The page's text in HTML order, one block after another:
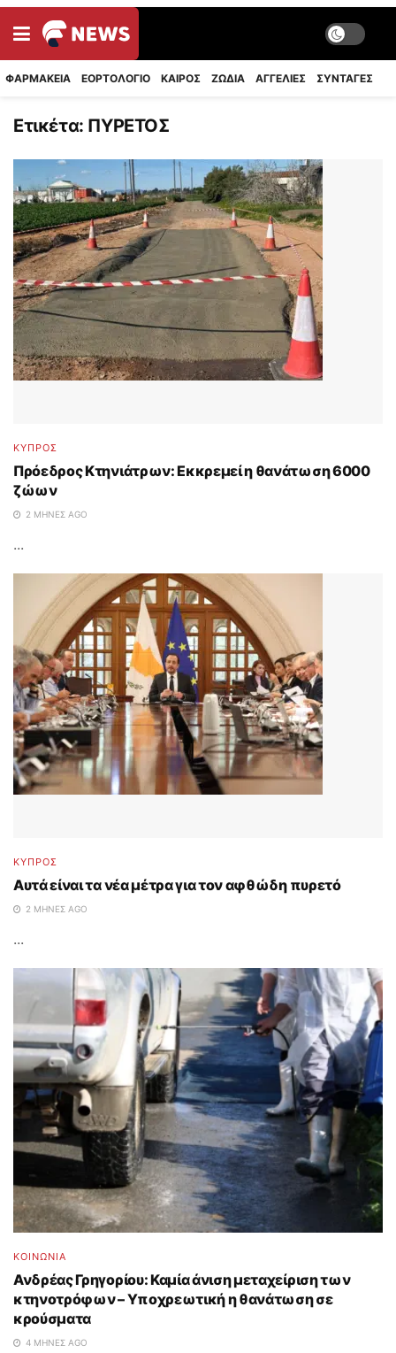
ΦΑΡΜΑΚΕΙΑ ΕΟΡΤΟΛΟΓΙΟ ΚΑΙΡΟΣ ΖΩΔΙΑ ΑΓΓΕΛΙΕΣ ΣΥΝΤΑΓΈΣ
Ετικέτα: ΠΥΡΕΤΟΣ
ΚΥΠΡΟΣ
Πρόεδρος Κτηνιάτρων: Εκκρεμεί η θανάτωση 6000
ζώων
2 ΜΉΝΕΣ AGO
...
ΚΥΠΡΟΣ
Αυτά είναι τα νέα μέτρα για τον αφθώδη πυρετό
2 ΜΉΝΕΣ AGO
...
ΚΟΙΝΩΝΙΑ
Ανδρέας Γρηγορίου: Καμία άνιση μεταχείριση των
κτηνοτρόφων – Υποχρεωτική η θανάτωση σε
κρούσματα
4 ΜΉΝΕΣ AGO